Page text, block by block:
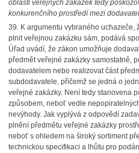
oblasti veřejných zakázek tedy
konkurenčního prostředí mezi
39. K argumentu vybraného
plnit veřejnou zakázku sám, podává
Úřad uvádí, že zákon umožňuje
předmět veřejné zakázky samostatně,
dodavatelem nebo realizovat část
subdodavatele, přičemž se jedná o
veřejné zakázky. Není tedy stanovena
způsobem, neboť vedle
nevýhody. Jak vyplývá z odpovědí
plnění předmětu veřejné zakázky
neboť s ohledem na široký sortiment
technickou specifikaci a lhůtu pro